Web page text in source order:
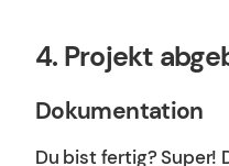
4. Projekt
Dokumentation
Du bist fertig? Super!